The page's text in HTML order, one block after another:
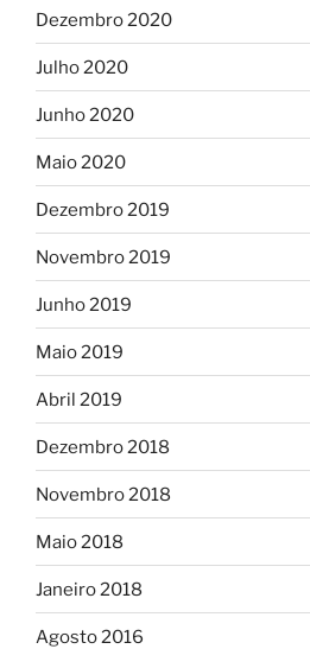
Dezembro 2020
Julho 2020
Junho 2020
Maio 2020
Dezembro 2019
Novembro 2019
Junho 2019
Maio 2019
Abril 2019
Dezembro 2018
Novembro 2018
Maio 2018
Janeiro 2018
Agosto 2016